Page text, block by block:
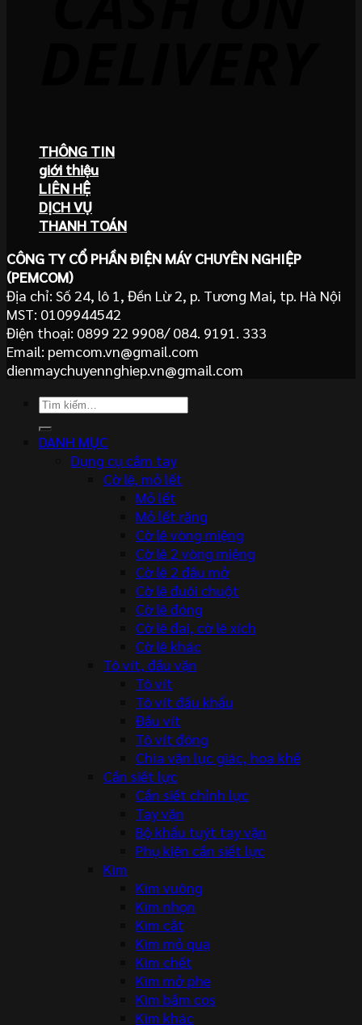
THÔNG TIN
giới thiệu
LIÊN HỆ
DỊCH VỤ
THANH TOÁN
CÔNG TY CỔ PHẦN ĐIỆN MÁY CHUYÊN NGHIỆP
(PEMCOM)
Địa chỉ: Số 24, lô 1, Đền Lừ 2, p. Tương Mai, tp. Hà Nội
MST: 0109944542
Điện thoại: 0899 22 9908/ 084. 9191. 333
Email: pemcom.vn@gmail.com
dienmaychuyennghiep.vn@gmail.com
Tìm
DANH MỤC
Dụng cụ cầm tay
Cờ lê, mỏ lết
Mỏ lết
Mỏ lết răng
Cờ lê vòng miệng
Cờ lê 2 vòng miệng
Cờ lê 2 đầu mở
Cờ lê đuôi chuột
Cờ lê đóng
Cờ lê đai, cờ lê xích
Cờ lê khác
Tô vít, đầu vặn
Tô vít
Tô vít đầu khẩu
Đầu vít
Tô vít đóng
Chìa vặn lục giác, hoa khế
Cần siết lực
Cần siết chỉnh lực
Tay vặn
Bộ khẩu tuýt tay vặn
Phụ kiện cần siết lực
Kìm
Kìm vuông
Kìm nhọn
Kìm cắt
Kìm mỏ quạ
Kìm chết
Kìm mở phe
Kìm bấm cos
Kìm khác